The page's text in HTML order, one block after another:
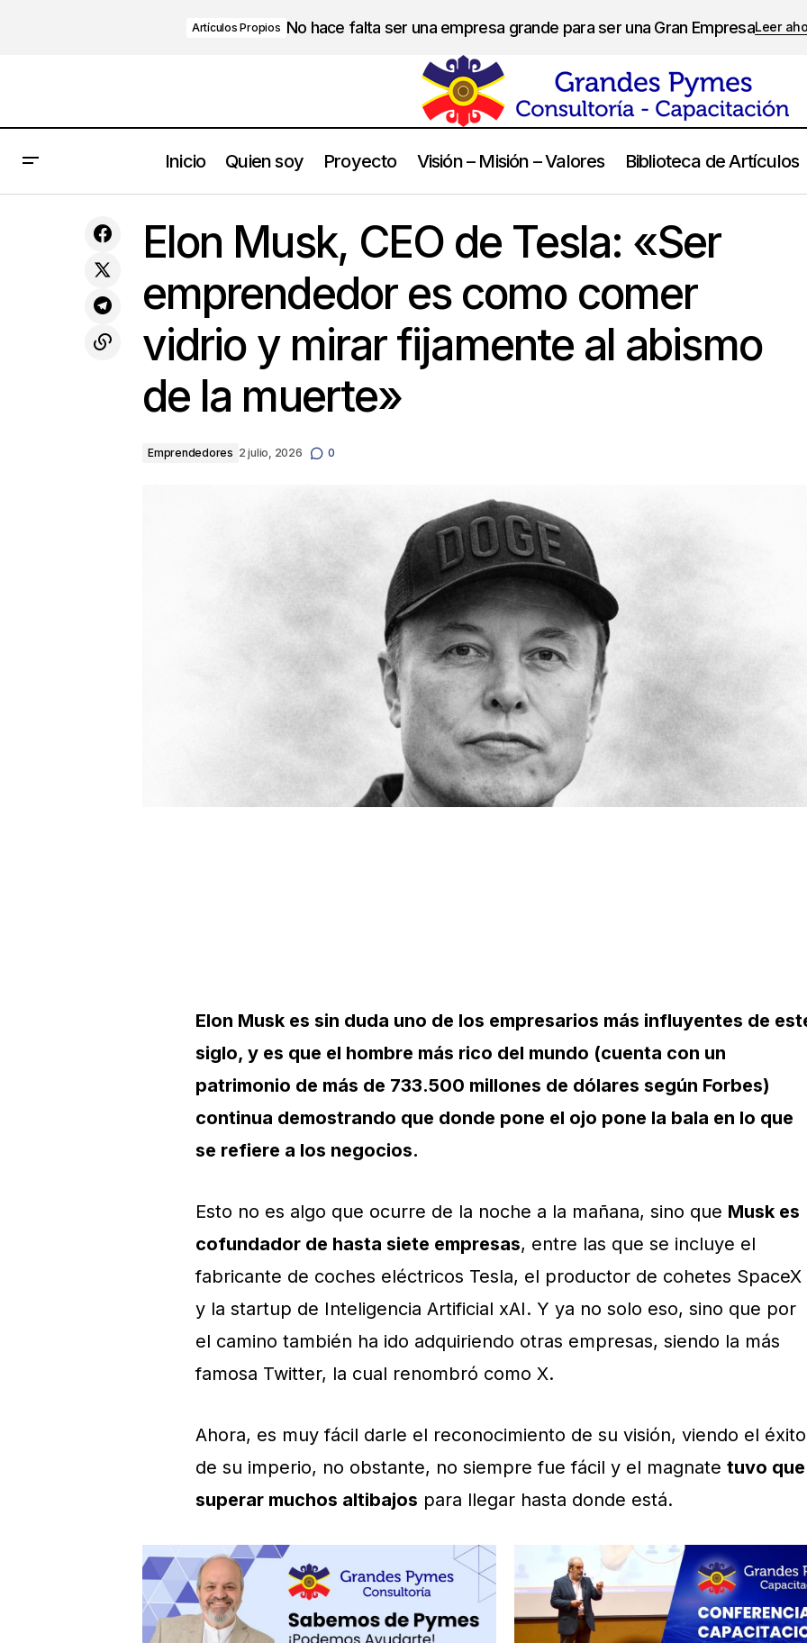
Artículos Propios No hace falta ser una empresa grande para ser una Gran EmpresaLeer
Inicio Quien soy Proyecto Visión – Misión – Valores Biblioteca de Artículos
Albert Einstein
al abismo de la muerte»
Elon Musk, CEO de Tesla: «Ser
emprendedor es como comer
vidrio y mirar fijamente al abismo
de la muerte»
Emprendedores 2 julio, 2026 0
Elon Musk es sin duda uno de los empresarios más influyentes de
siglo, y es que el hombre más rico del mundo (cuenta con un
patrimonio de más de 733.500 millones de dólares según Forbes)
continua demostrando que donde pone el ojo pone la bala en lo que
se refiere a los negocios.
Esto no es algo que ocurre de la noche a la mañana, sino que Musk es
cofundador de hasta siete empresas, entre las que se incluye el
fabricante de coches eléctricos Tesla, el productor de cohetes SpaceX
y la startup de Inteligencia Artificial xAI. Y ya no solo eso, sino que por
el camino también ha ido adquiriendo otras empresas, siendo la más
famosa Twitter, la cual renombró como X.
Ahora, es muy fácil darle el reconocimiento de su visión, viendo el éxito
de su imperio, no obstante, no siempre fue fácil y el magnate tuvo que
superar muchos altibajos para llegar hasta donde está.